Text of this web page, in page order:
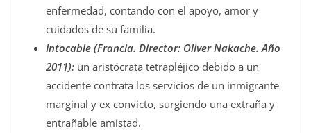
enfermedad, contando con el apoyo, amor y
cuidados de su familia.
Intocable (Francia. Director: Oliver Nakache. Año
2011): un aristócrata tetrapléjico debido a un
accidente contrata los servicios de un inmigrante
marginal y ex convicto, surgiendo una extraña y
entrañable amistad.